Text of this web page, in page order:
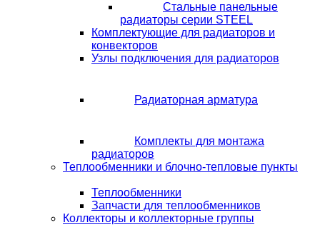
Стальные панельные
радиаторы серии STEEL
Комплектующие для радиаторов и
конвекторов
Узлы подключения для радиаторов
Радиаторная арматура
Комплекты для монтажа
радиаторов
Теплообменники и блочно-тепловые пункты
Теплообменники
Запчасти для теплообменников
Коллекторы и коллекторные группы